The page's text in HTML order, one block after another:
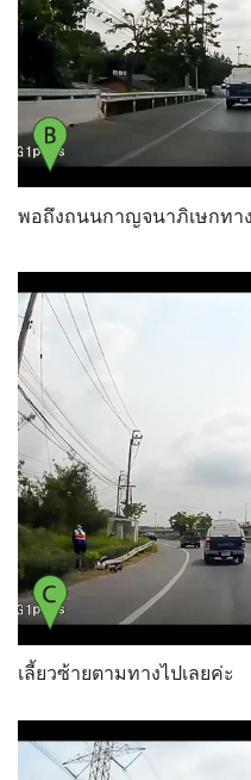
พอถึงถนนกาญจนาภิเษกทา
เลี้ยวซ้ายตามทางไปเลยค่ะ